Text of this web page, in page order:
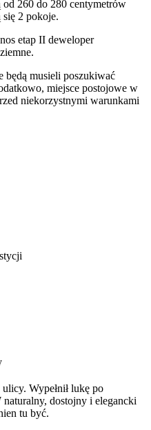
od 260 do 280 centymetrów
się 2 pokoje.
etap II deweloper
.
będą musieli poszukiwać
miejsce postojowe w
niekorzystnymi warunkami
ulicy. Wypełnił lukę po
dostojny i elegancki
tu być.